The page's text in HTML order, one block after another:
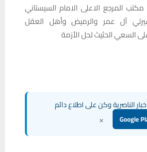
مكتب المرجع الاعلى الامام السيستاني
آل عمر والرميض وأهل العقل
السعي الحثيث لحل الأزمة
الناصرية وكن على اطلاع دائم
×